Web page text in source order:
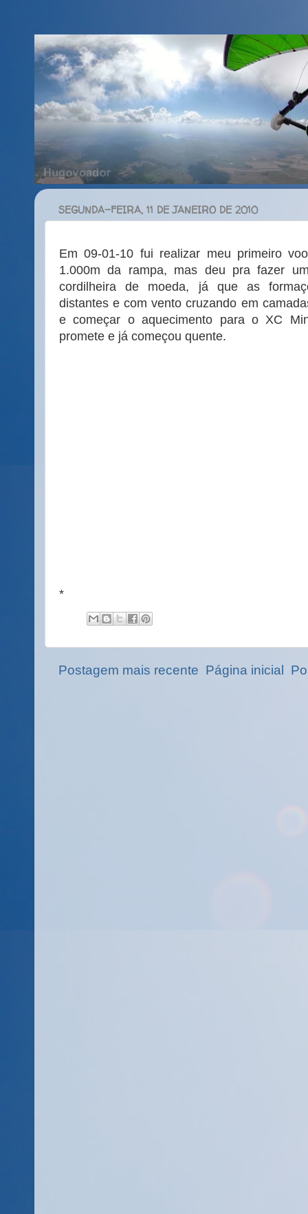
SEGUNDA-FEIRA, 11 DE JANEIRO DE 2010
Em 09-01-10 fui realizar meu primeiro
1.000m da rampa, mas deu pra fazer
cordilheira de moeda, já que as
distantes e com vento cruzando em
e começar o aquecimento para o XC
promete e já começou quente.
*
Postagem mais recente Página inicial